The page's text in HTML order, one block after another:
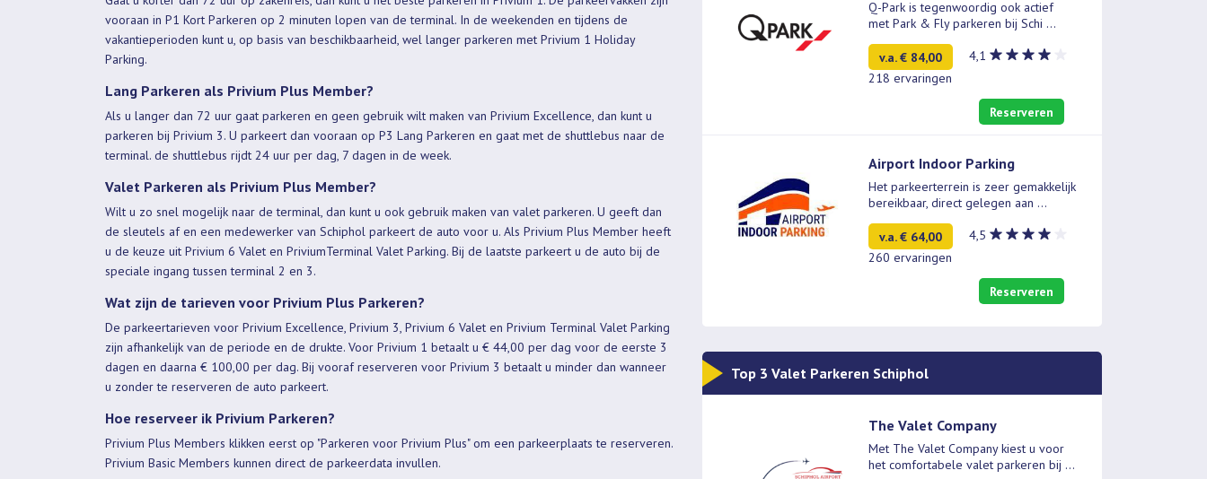
vooraan in P1 Kort Parkeren op 2 minuten lopen van de terminal. In de weekenden en tijdens de
vakantieperioden kunt u, op basis van beschikbaarheid, wel langer parkeren met Privium 1 Holiday
Parking.
Lang Parkeren als Privium Plus Member?
Als u langer dan 72 uur gaat parkeren en geen gebruik wilt maken van Privium Excellence, dan kunt u
parkeren bij Privium 3. U parkeert dan vooraan op P3 Lang Parkeren en gaat met de shuttlebus naar de
terminal. de shuttlebus rijdt 24 uur per dag, 7 dagen in de week.
Valet Parkeren als Privium Plus Member?
Wilt u zo snel mogelijk naar de terminal, dan kunt u ook gebruik maken van valet parkeren. U geeft dan
de sleutels af en een medewerker van Schiphol parkeert de auto voor u. Als Privium Plus Member heeft
u de keuze uit Privium 6 Valet en PriviumTerminal Valet Parking. Bij de laatste parkeert u de auto bij de
speciale ingang tussen terminal 2 en 3.
Wat zijn de tarieven voor Privium Plus Parkeren?
De parkeertarieven voor Privium Excellence, Privium 3, Privium 6 Valet en Privium Terminal Valet Parking
zijn afhankelijk van de periode en de drukte. Voor Privium 1 betaalt u € 44,00 per dag voor de eerste 3
dagen en daarna € 100,00 per dag. Bij vooraf reserveren voor Privium 3 betaalt u minder dan wanneer
u zonder te reserveren de auto parkeert.
Hoe reserveer ik Privium Parkeren?
Privium Plus Members klikken eerst op "Parkeren voor Privium Plus" om een parkeerplaats te reserveren.
Privium Basic Members kunnen direct de parkeerdata invullen.
Q-Park is tegenwoordig ook actief
met Park & Fly parkeren bij Schi ...
v.a. € 84,00
4,1
218 ervaringen
Reserveren
Airport Indoor Parking
Het parkeerterrein is zeer gemakkelijk
bereikbaar, direct gelegen aan ...
v.a. € 64,00
4,5
260 ervaringen
Reserveren
Top 3 Valet Parkeren Schiphol
The Valet Company
Met The Valet Company kiest u voor
het comfortabele valet parkeren bij ...